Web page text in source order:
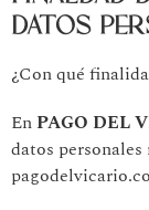
DATOS
¿Con qué
En PAGO DEL
datos